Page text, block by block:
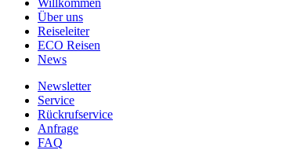
Über uns
Reiseleiter
ECO Reisen
News
Newsletter
Service
Rückrufservice
Anfrage
FAQ